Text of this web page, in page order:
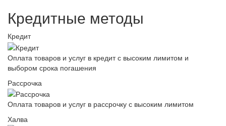
Кредитные методы
Кредит
Оплата товаров и услуг в кредит с высоким лимитом и
выбором срока погашения
Рассрочка
Оплата товаров и услуг в рассрочку с высоким лимитом
Халва